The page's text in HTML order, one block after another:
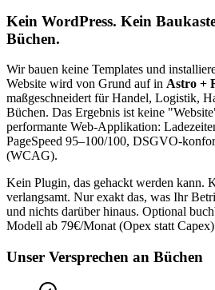
Kein WordPress. Kein
Büchen.
Wir bauen keine Templates und
Website wird von Grund auf in Astro +
maßgeschneidert für Handel, Logistik,
Büchen. Das Ergebnis ist keine
performante Web-Applikation:
PageSpeed 95–100/100, DSGVO-
(WCAG).
Kein Plugin, das gehackt werden kann.
verlangsamt. Nur exakt das, was Ihr
und nichts darüber hinaus. Optional
Modell ab 79€/Monat (Opex statt
Unser Versprechen an Büchen